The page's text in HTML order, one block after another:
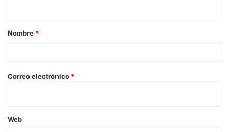
r
*
Nombre *
Correo electrónico *
Web